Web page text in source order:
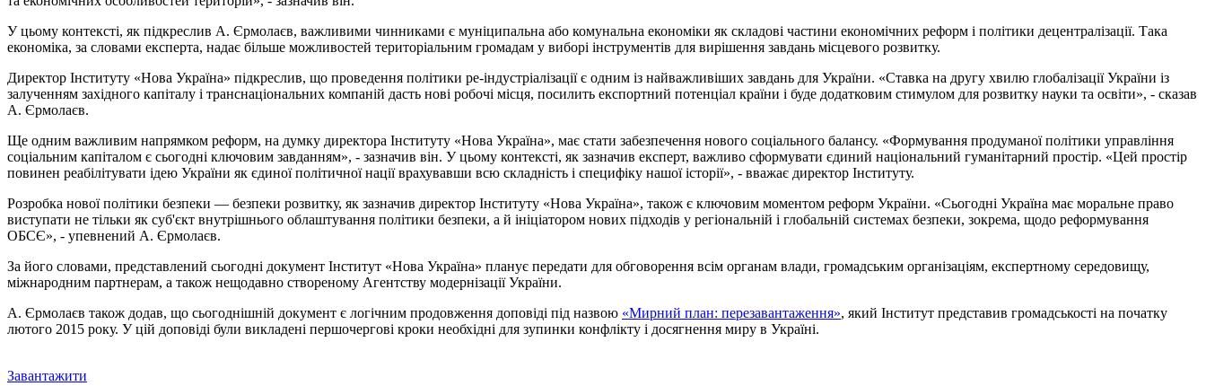
У цьому контексті, як підкреслив А. Єрмолаєв, важливими чинниками є муніципальна або комунальна економіки як складові частини економічних реформ і політики децентралізації. Така
економіка, за словами експерта, надає більше можливостей територіальним громадам у виборі інструментів для вирішення завдань місцевого розвитку.
Директор Інституту «Нова Україна» підкреслив, що проведення політики ре-індустріалізації є одним із найважливіших завдань для України. «Ставка на другу хвилю глобалізації України із
залученням західного капіталу і транснаціональних компаній дасть нові робочі місця, посилить експортний потенціал країни і буде додатковим стимулом для розвитку науки та освіти», - сказав
А. Єрмолаєв.
Ще одним важливим напрямком реформ, на думку директора Інституту «Нова Україна», має стати забезпечення нового соціального балансу. «Формування продуманої політики управління
соціальним капіталом є сьогодні ключовим завданням», - зазначив він. У цьому контексті, як зазначив експерт, важливо сформувати єдиний національний гуманітарний простір. «Цей простір
повинен реабілітувати ідею України як єдиної політичної нації врахувавши всю складність і специфіку нашої історії», - вважає директор Інституту.
Розробка нової політики безпеки — безпеки розвитку, як зазначив директор Інституту «Нова Україна», також є ключовим моментом реформ України. «Сьогодні Україна має моральне право
виступати не тільки як суб'єкт внутрішнього облаштування політики безпеки, а й ініціатором нових підходів у регіональній і глобальній системах безпеки, зокрема, щодо реформування
ОБСЄ», - упевнений А. Єрмолаєв.
За його словами, представлений сьогодні документ Інститут «Нова Україна» планує передати для обговорення всім органам влади, громадським організаціям, експертному середовищу,
міжнародним партнерам, а також нещодавно створеному Агентству модернізації України.
А. Єрмолаєв також додав, що сьогоднішній документ є логічним продовження доповіді під назвою «Мирний план: перезавантаження», який Інститут представив громадськості на початку
лютого 2015 року. У цій доповіді були викладені першочергові кроки необхідні для зупинки конфлікту і досягнення миру в Україні.
Завантажити